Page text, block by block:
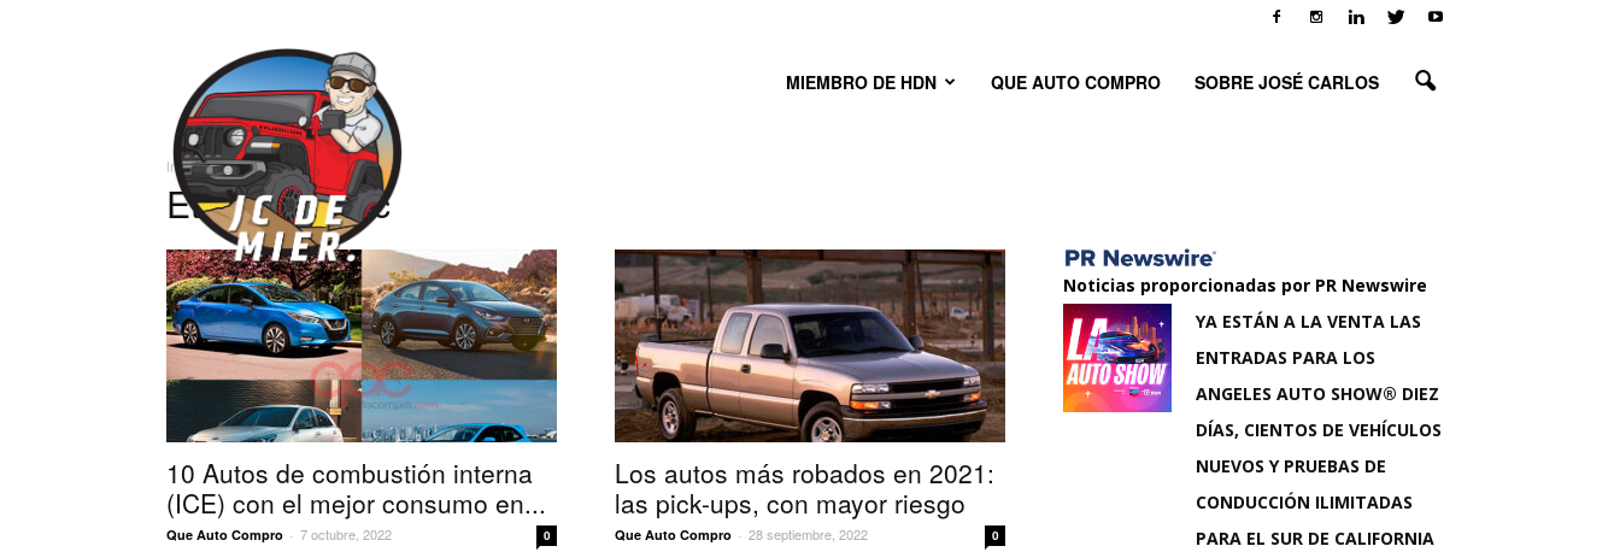
Carlos
MIEMBRO DE HDN QUE AUTO COMPRO SOBRE JOSÉ CARLOS
Inicio Etiquetas Civic
Etiqueta: civic
10 Autos de combustión interna
(ICE) con el mejor consumo en...
Que Auto Compro - 7 octubre, 2022 0
Los autos más robados en 2021:
las pick-ups, con mayor riesgo
Que Auto Compro - 28 septiembre, 2022 0
Noticias proporcionadas por PR Newswire
YA ESTÁN A LA VENTA LAS
ENTRADAS PARA LOS
ANGELES AUTO SHOW® DIEZ
DÍAS, CIENTOS DE VEHÍCULOS
NUEVOS Y PRUEBAS DE
CONDUCCIÓN ILIMITADAS
PARA EL SUR DE CALIFORNIA